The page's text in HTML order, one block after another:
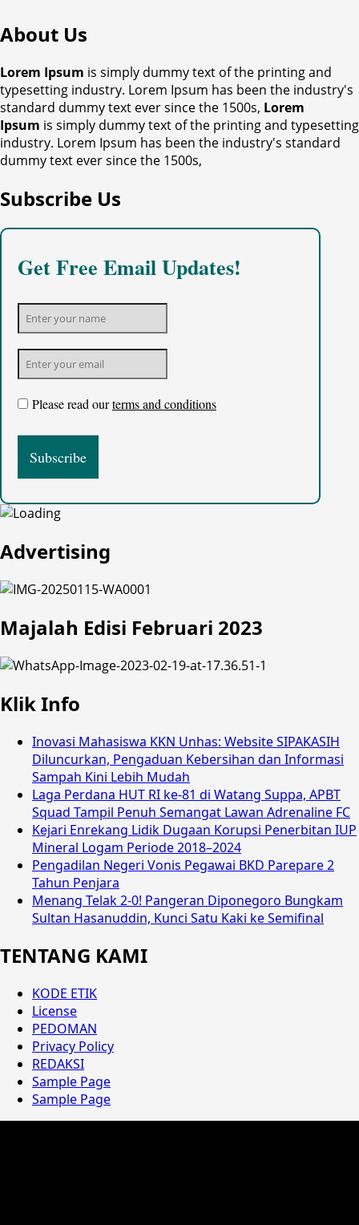
About Us
Lorem Ipsum is simply dummy text of the printing and
typesetting industry. Lorem Ipsum has been the industry's
standard dummy text ever since the 1500s, Lorem
Ipsum is simply dummy text of the printing and typesetting
industry. Lorem Ipsum has been the industry's standard
dummy text ever since the 1500s,
Subscribe Us
Get Free Email Updates!
Please read ourterms and conditions
Advertising
Majalah Edisi Februari 2023
Klik Info
Inovasi Mahasiswa KKN Unhas: Website SIPAKASIH
Diluncurkan, Pengaduan Kebersihan dan Informasi
Sampah Kini Lebih Mudah
Laga Perdana HUT RI ke-81 di Watang Suppa, APBT
Squad Tampil Penuh Semangat Lawan Adrenaline FC
Kejari Enrekang Lidik Dugaan Korupsi Penerbitan IUP
Mineral Logam Periode 2018–2024
Pengadilan Negeri Vonis Pegawai BKD Parepare 2
Tahun Penjara
Menang Telak 2-0! Pangeran Diponegoro Bungkam
Sultan Hasanuddin, Kunci Satu Kaki ke Semifinal
TENTANG KAMI
KODE ETIK
License
PEDOMAN
Privacy Policy
REDAKSI
Sample Page
Sample Page